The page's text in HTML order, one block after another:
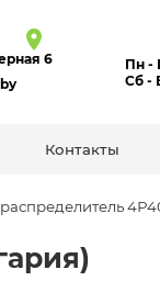
6
Пн -
Сб -
Контакты